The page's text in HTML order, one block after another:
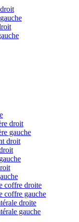
droit
gauche
droit
coffre droite
coffre gauche
droite
gauche